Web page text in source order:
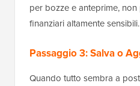
per bozze e anteprime,
finanziari altamente sensibili.
Passaggio 3: Salva o
Quando tutto sembra a